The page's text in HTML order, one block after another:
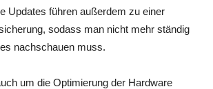
Updates führen außerdem zu einer
sodass man nicht mehr ständig
nachschauen muss.
um die Optimierung der Hardware